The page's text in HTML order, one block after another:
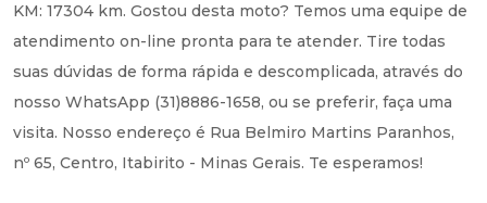
KM: 17304 km. Gostou desta moto? Temos uma equipe de
atendimento on-line pronta para te atender. Tire todas
suas dúvidas de forma rápida e descomplicada, através do
nosso WhatsApp (31)8886-1658, ou se preferir, faça uma
visita. Nosso endereço é Rua Belmiro Martins Paranhos,
nº 65, Centro, Itabirito - Minas Gerais. Te esperamos!